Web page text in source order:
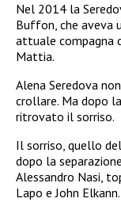
Nel 2014 la
Buffon, che aveva
attuale compagna
Mattia.
Alena Seredova
crollare. Ma dopo
ritrovato il sorriso.
Il sorriso, quello
dopo la
Alessandro Nasi,
Lapo e John Elkann.